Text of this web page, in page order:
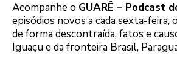
Acompanhe o GUARÊ – Podcast
episódios novos a cada sexta-feira,
de forma descontraída, fatos e
Iguaçu e da fronteira Brasil,